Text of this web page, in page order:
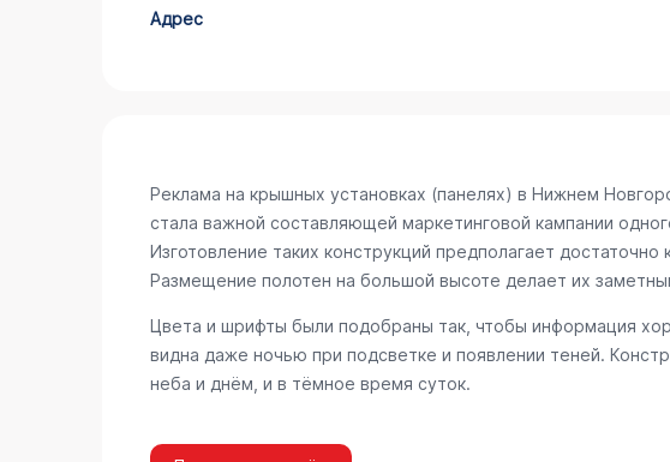
Адрес
Реклама на крышных установках (панелях) в Нижнем
стала важной составляющей маркетинговой кампании
Изготовление таких конструкций предполагает
Размещение полотен на большой высоте делает их
Цвета и шрифты были подобраны так, чтобы информация
видна даже ночью при подсветке и появлении теней.
неба и днём, и в тёмное время суток.